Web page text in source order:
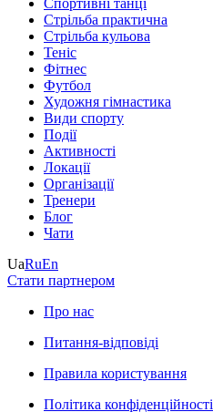
Стрільба практична
Стрільба кульова
Теніс
Фітнес
Футбол
Художня гімнастика
Види спорту
Події
Активності
Локації
Організації
Тренери
Блог
Чати
UaRuEn
Стати партнером
Про нас
Питання-відповіді
Правила користування
Політика конфіденційності